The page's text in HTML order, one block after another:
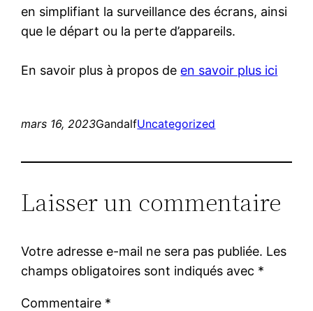
en simplifiant la surveillance des écrans, ainsi
que le départ ou la perte d’appareils.
En savoir plus à propos de en savoir plus ici
mars 16, 2023GandalfUncategorized
Laisser un commentaire
Votre adresse e-mail ne sera pas publiée. Les
champs obligatoires sont indiqués avec *
Commentaire *